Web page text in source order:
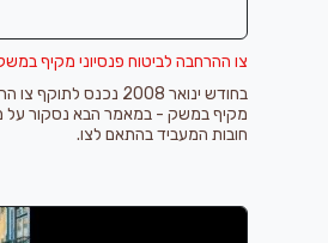
צו ההרחבה לביטוח פנסיוני מקיף
בחודש ינואר 2008 נכנס
מקיף במשק - במאמר הבא נסקור על
חובות המעביד בהתאם לצו.